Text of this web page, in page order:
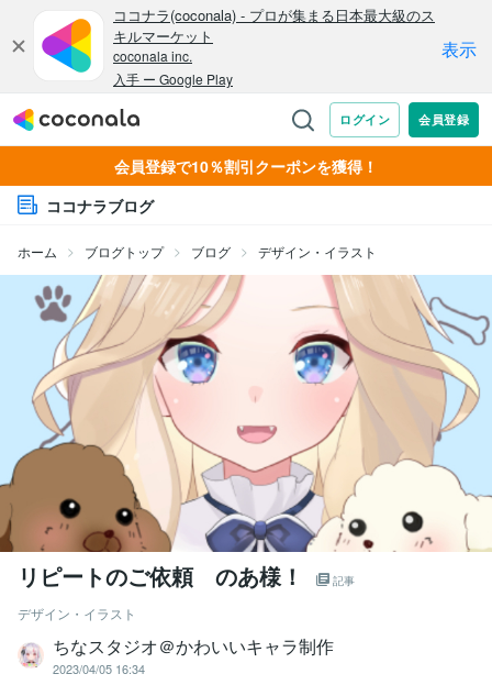
会員登録で10％割引クーポンを獲得！
ココナラブログ
ホーム ブログトップ ブログ デザイン・イラスト
リピートのご依頼 のあ様！ 記事
デザイン・イラスト
ちなスタジオ＠かわいいキャラ制作
2023/04/05 16:34